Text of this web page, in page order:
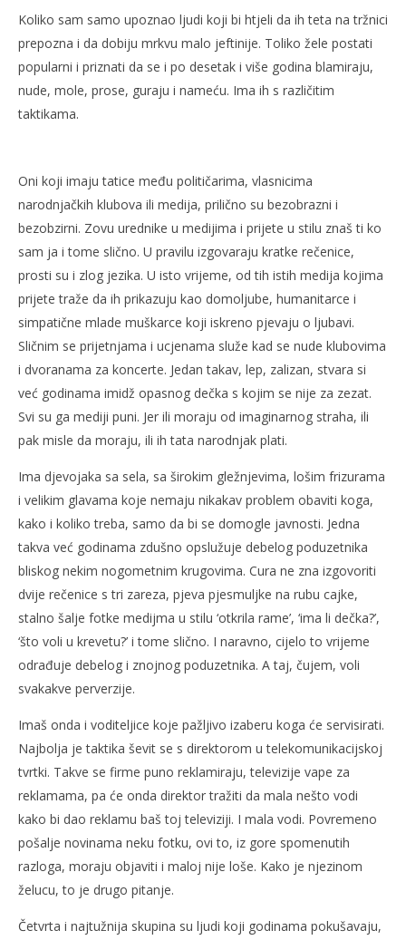
zvijezda…
09.09.2017.
slatina.net
Koliko sam samo upoznao ljudi koji bi htjeli da ih teta na tržnici
prepozna i da dobiju mrkvu malo jeftinije. Toliko žele postati
popularni i priznati da se i po desetak i više godina blamiraju,
nude, mole, prose, guraju i nameću. Ima ih s različitim
taktikama.
Oni koji imaju tatice među političarima, vlasnicima
narodnjačkih klubova ili medija, prilično su bezobrazni i
bezobzirni. Zovu urednike u medijima i prijete u stilu znaš ti ko
sam ja i tome slično. U pravilu izgovaraju kratke rečenice,
prosti su i zlog jezika. U isto vrijeme, od tih istih medija kojima
prijete traže da ih prikazuju kao domoljube, humanitarce i
simpatične mlade muškarce koji iskreno pjevaju o ljubavi.
Sličnim se prijetnjama i ucjenama služe kad se nude klubovima
i dvoranama za koncerte. Jedan takav, lep, zalizan, stvara si
već godinama imidž opasnog dečka s kojim se nije za zezat.
Svi su ga mediji puni. Jer ili moraju od imaginarnog straha, ili
pak misle da moraju, ili ih tata narodnjak plati.
Ima djevojaka sa sela, sa širokim gležnjevima, lošim frizurama
i velikim glavama koje nemaju nikakav problem obaviti koga,
kako i koliko treba, samo da bi se domogle javnosti. Jedna
takva već godinama zdušno opslužuje debelog poduzetnika
bliskog nekim nogometnim krugovima. Cura ne zna izgovoriti
dvije rečenice s tri zareza, pjeva pjesmuljke na rubu cajke,
stalno šalje fotke medijma u stilu ‘otkrila rame’, ‘ima li dečka?’,
‘što voli u krevetu?’ i tome slično. I naravno, cijelo to vrijeme
odrađuje debelog i znojnog poduzetnika. A taj, čujem, voli
svakakve perverzije.
Imaš onda i voditeljice koje pažljivo izaberu koga će servisirati.
Najbolja je taktika ševit se s direktorom u telekomunikacijskoj
tvrtki. Takve se firme puno reklamiraju, televizije vape za
reklamama, pa će onda direktor tražiti da mala nešto vodi
kako bi dao reklamu baš toj televiziji. I mala vodi. Povremeno
pošalje novinama neku fotku, ovi to, iz gore spomenutih
razloga, moraju objaviti i maloj nije loše. Kako je njezinom
želucu, to je drugo pitanje.
Četvrta i najtužnija skupina su ljudi koji godinama pokušavaju,